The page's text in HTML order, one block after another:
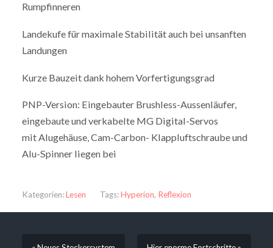
Rumpfinneren
Landekufe für maximale Stabilität auch bei unsanften
Landungen
Kurze Bauzeit dank hohem Vorfertigungsgrad
PNP-Version: Eingebauter Brushless-Aussenläufer,
eingebaute und verkabelte MG Digital-Servos
mit Alugehäuse, Cam-Carbon- Klappluftschraube und
Alu-Spinner liegen bei
Kategorien:Lesen Tags:Hyperion, Reflexion